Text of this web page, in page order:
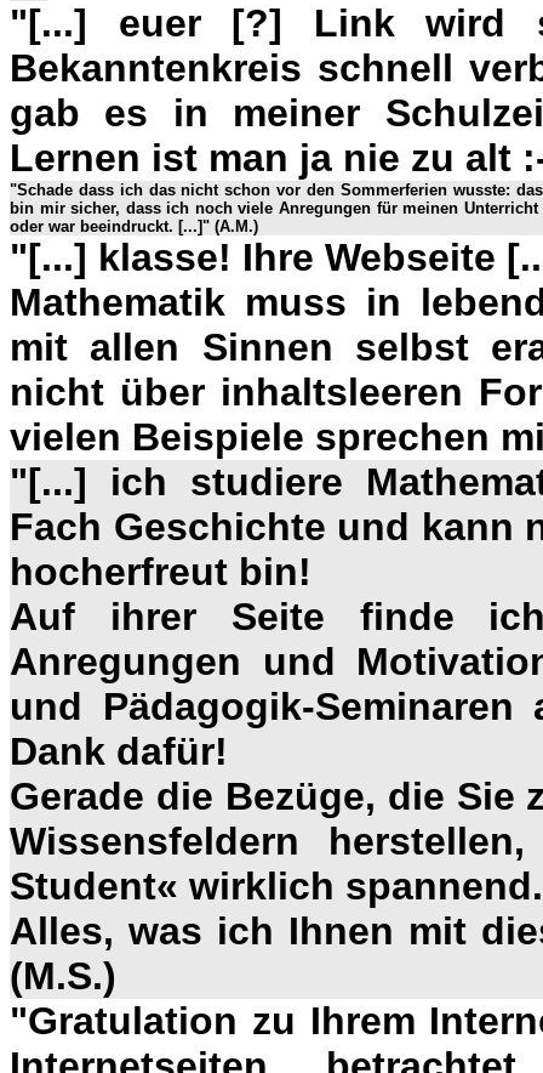
"[...] euer [?] Link wird
Bekanntenkreis schnell
gab es in meiner
Lernen ist man ja nie zu alt
"Schade dass ich das nicht schon vor den Sommerferien wusste:
bin mir sicher, dass ich noch viele Anregungen für meinen
oder war beeindruckt. [...]" (A.M.)
"[...] klasse! Ihre Webseite
Mathematik muss in
mit allen Sinnen selbst
nicht über inhaltsleeren
vielen Beispiele sprechen
"[...] ich studiere
Fach Geschichte und kann
hocherfreut bin!
Auf ihrer Seite finde
Anregungen und
und Pädagogik-
Dank dafür!
Gerade die Bezüge, die Sie
Wissensfeldern
Student« wirklich spannend.
Alles, was ich Ihnen mit
(M.S.)
"Gratulation zu Ihrem